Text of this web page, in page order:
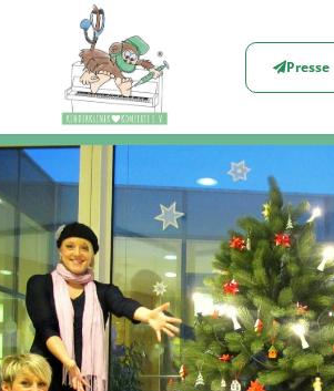
Presse